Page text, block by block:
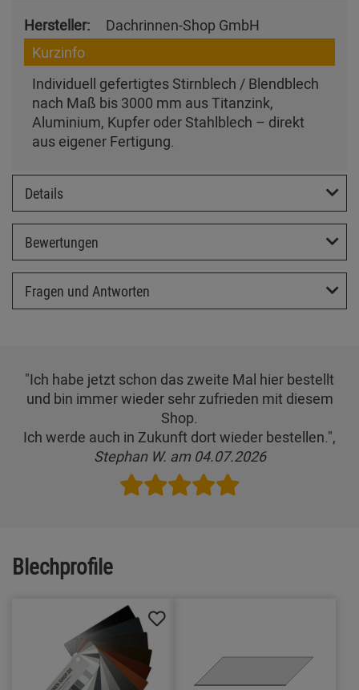
Hersteller:
Dachrinnen-Shop GmbH
Kurzinfo
Individuell gefertigtes Stirnblech / Blendblech
nach Maß bis 3000 mm aus Titanzink,
Aluminium, Kupfer oder Stahlblech – direkt
aus eigener Fertigung.
Details
Bewertungen
Fragen und Antworten
"Ich habe jetzt schon das zweite Mal hier bestellt
und bin immer wieder sehr zufrieden mit diesem
Shop.
Ich werde auch in Zukunft dort wieder bestellen.",
Stephan W. am 04.07.2026
Blechprofile